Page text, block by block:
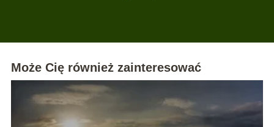
Może Cię również zainteresować